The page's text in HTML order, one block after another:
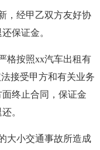
，经甲乙双方友好协
保证金。
格按照xx汽车出租有
接受甲方和有关业务
终止合同，保证金
。
大小交通事故所造成